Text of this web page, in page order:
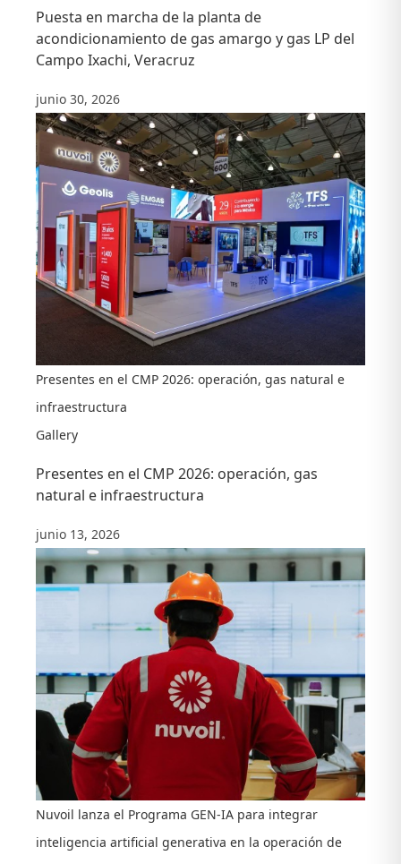
Puesta en marcha de la planta de
acondicionamiento de gas amargo y gas LP del
Campo Ixachi, Veracruz
junio 30, 2026
Presentes en el CMP 2026: operación, gas natural e
infraestructura
Gallery
Presentes en el CMP 2026: operación, gas
natural e infraestructura
junio 13, 2026
Nuvoil lanza el Programa GEN-IA para integrar
inteligencia artificial generativa en la operación de